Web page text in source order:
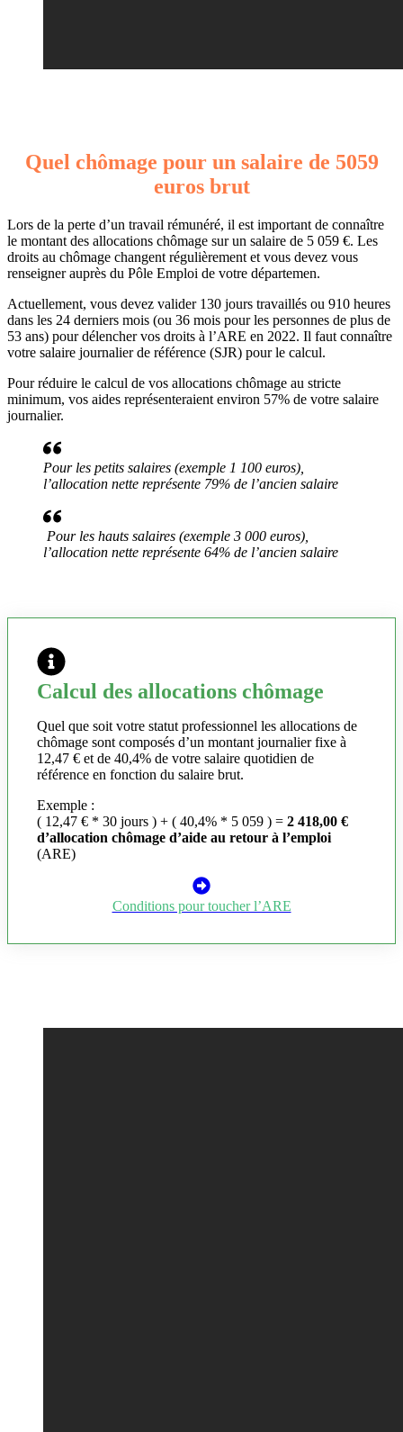
Quel chômage pour un salaire de 5059
euros brut
Lors de la perte d’un travail rémunéré, il est important de connaître
le montant des allocations chômage sur un salaire de 5 059 €. Les
droits au chômage changent régulièrement et vous devez vous
renseigner auprès du Pôle Emploi de votre départemen.
Actuellement, vous devez valider 130 jours travaillés ou 910 heures
dans les 24 derniers mois (ou 36 mois pour les personnes de plus de
53 ans) pour délencher vos droits à l’ARE en 2022. Il faut connaître
votre salaire journalier de référence (SJR) pour le calcul.
Pour réduire le calcul de vos allocations chômage au stricte
minimum, vos aides représenteraient environ 57% de votre salaire
journalier.
Pour les petits salaires (exemple 1 100 euros),
l’allocation nette représente 79% de l’ancien salaire
Pour les hauts salaires (exemple 3 000 euros),
l’allocation nette représente 64% de l’ancien salaire
Calcul des allocations chômage
Quel que soit votre statut professionnel les allocations de
chômage sont composés d’un montant journalier fixe à
12,47 € et de 40,4% de votre salaire quotidien de
référence en fonction du salaire brut.
Exemple :
( 12,47 € * 30 jours ) + ( 40,4% * 5 059 ) = 2 418,00 €
d’allocation chômage d’aide au retour à l’emploi
(ARE)
Conditions pour toucher l’ARE